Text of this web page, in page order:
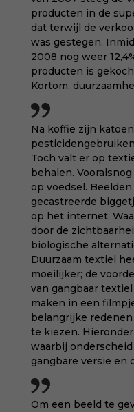
producten in de
dat terwijl de
was gestegen.
2008 nog weer
producten is
Kortom,
Na koffie zijn
Toch valt er op
behalen.
op voedsel.
gecastreerde
op het internet.
door de
biologische
Duurzaam textiel
moeilijker; de
van gangbaar
maken in een
belangrijke
te kiezen.
waarbij
gangbare versie en
Om een beeld te